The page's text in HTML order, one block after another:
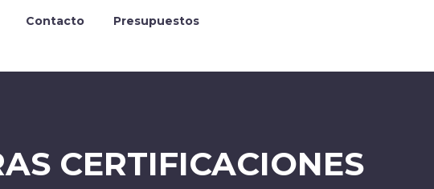
Contacto Presupuestos
CERTIFICACIONES